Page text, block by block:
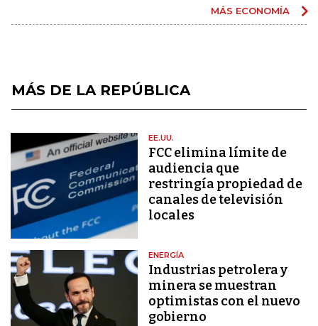
MÁS ECONOMÍA
MÁS DE LA REPÚBLICA
EE.UU.
FCC elimina límite de
audiencia que
restringía propiedad de
canales de televisión
locales
ENERGÍA
Industrias petrolera y
minera se muestran
optimistas con el nuevo
gobierno